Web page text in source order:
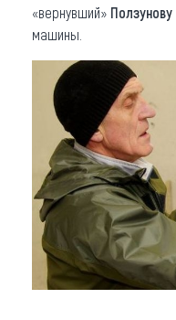
«вернувший» Ползунову
машины.